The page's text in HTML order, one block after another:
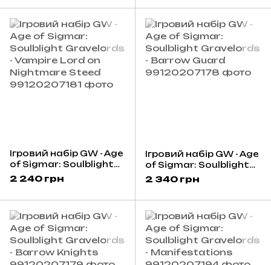
Ігровий набір GW - Age
of Sigmar: Soulblight
Gravelords - Vampire
Lord on Nightmare
2 240 грн
Ігровий набір GW - Age
of Sigmar: Soulblight
Gravelords - Barrow
2 340 грн